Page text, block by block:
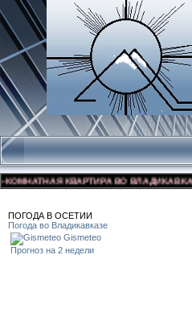
КВАРТИРА ВО
ПОГОДА В ОСЕТИИ
Погода во Владикавказе
Gismeteo
Прогноз на 2 недели